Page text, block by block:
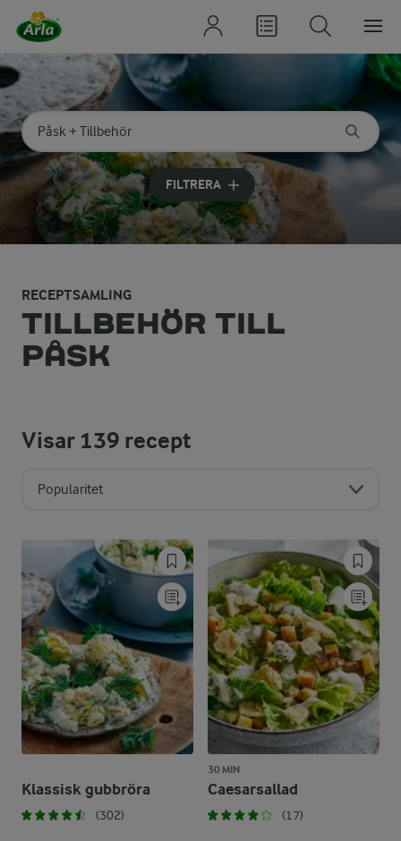
Sök på kategori eller ingrediens
Skriv in sökord för att få förslag
FILTRERA
RECEPTSAMLING
TILLBEHÖR TILL
PÅSK
Visar139 recept
Popularitet
Klassisk gubbröra
(302)
30 MIN
Caesarsallad
(17)